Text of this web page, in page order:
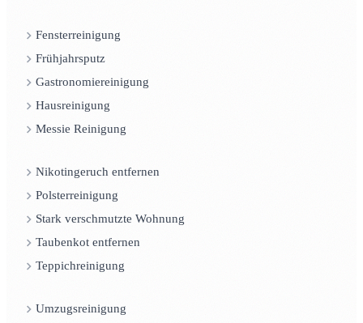
Fensterreinigung
Frühjahrsputz
Gastronomiereinigung
Hausreinigung
Messie Reinigung
Nikotingeruch entfernen
Polsterreinigung
Stark verschmutzte Wohnung
Taubenkot entfernen
Teppichreinigung
Umzugsreinigung